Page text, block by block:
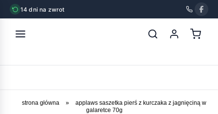
14 dni na zwrot
strona główna »
applaws saszetka pierś z kurczaka z jagnięciną w
galaretce 70g